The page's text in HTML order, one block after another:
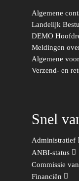
Algemene
Landelijk
DEMO
Meldingen
Algemene
Verzend- en
Snel
Administratief
ANBI-status
Commissie
Financiën